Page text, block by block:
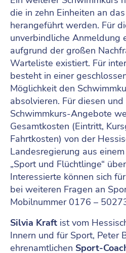
die in zehn Einheiten an
herangeführt werden. Für
unverbindliche Anmeldung
aufgrund der großen
Warteliste existiert. Für
besteht in einer
Möglichkeit den
absolvieren. Für diesen
Schwimmkurs-Angebote
Gesamtkosten (Eintritt,
Fahrtkosten) von der
Landesregierung aus
„Sport und Flüchtlinge“
Interessierte können sich
bei weiteren Fragen an
Mobilnummer 0176 –
Silvia Kraft ist vom
Innern und für Sport, Peter
ehrenamtlichen Sport-